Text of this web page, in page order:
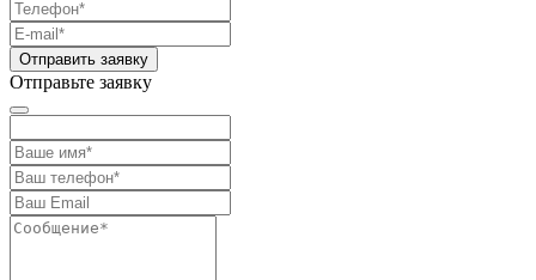
Отправить заявку
Отправьте заявку